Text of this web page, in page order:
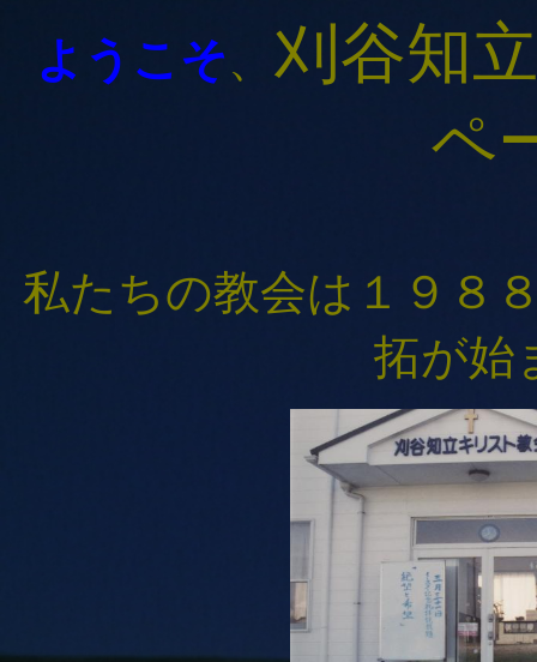
ようこそ、 刈谷知
ペ
私たちの教会は１９８
拓が始